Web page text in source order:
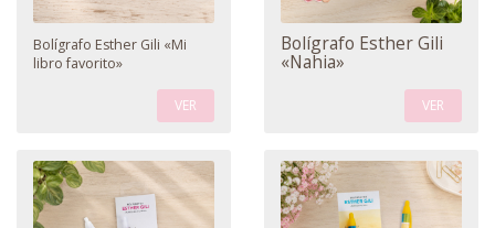
Bolígrafo Esther Gili «Mi
libro favorito»
VER
Bolígrafo Esther Gili
«Nahia»
VER